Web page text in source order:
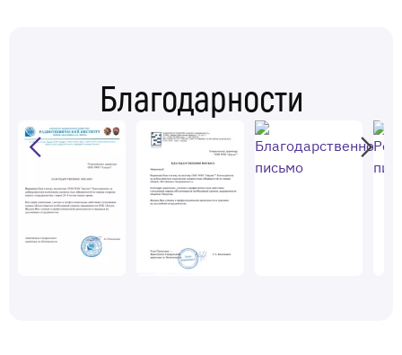
и пожарные сигнализации, системы видеонаблюдения
и СКУД. Это шлагбаумы, автоматические ворота,
устройства для распознавания автомобильных номеров
и лиц, рамки металлодетекторов, счетчики
посетителей, видеодомофоны — любые технические
средства, которые помогают контролировать поток
посетителей и предотвращать кражи, пожары и
бытовые аварии. Реализуем системы оповещения,
пожаротушения и управления эвакуацией — все это
Благодарности